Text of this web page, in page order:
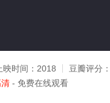
映时间： 2018 豆瓣评分：
- 免费在线观看